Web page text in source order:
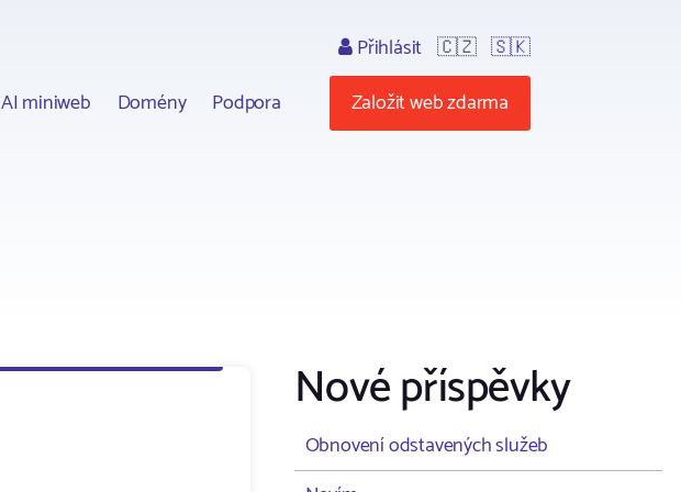
AI miniweb Domény Podpora
Přihlásit 🇨🇿 🇸🇰
Založit web zdarma
Nové příspěvky
Obnovení odstavených služeb